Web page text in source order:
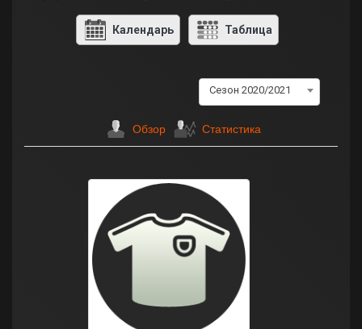
Календарь Таблица
Сезон 2020/2021
Обзор Статистика